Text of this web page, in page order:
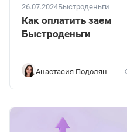
26.07.2024Быстроденьги
Как оплатить заем
Быстроденьги
Анастасия Подолян